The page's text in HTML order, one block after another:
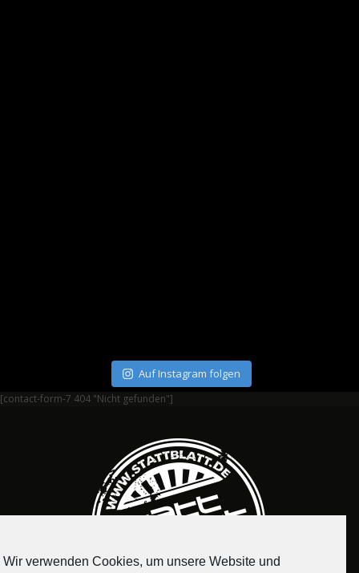
Auf Instagram folgen
[contact-form-7 404 "Nicht gefunden"]
Wir verwenden Cookies, um unsere Website und